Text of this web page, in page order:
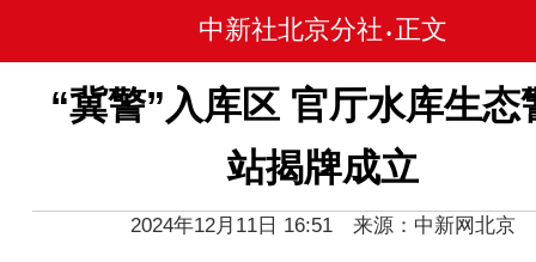
中新社北京分社 • 正文
“冀警”入库区 官厅水库生态
站揭牌成立
2024年12月11日 16:51 来源：中新网北京